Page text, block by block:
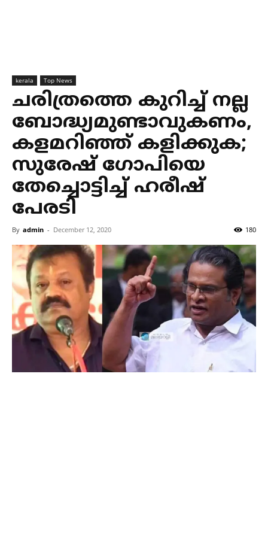
kerala Top News
ചരിത്രത്തെ കുറിച്ച് നല്ല
ബോദ്ധ്യമുണ്ടാവുകണം,
കളമറിഞ്ഞ് കളിക്കുക;
സുരേഷ് ഗോപിയെ
തേച്ചൊട്ടിച്ച് ഹരീഷ്
പേരടി
By admin - December 12, 2020 180